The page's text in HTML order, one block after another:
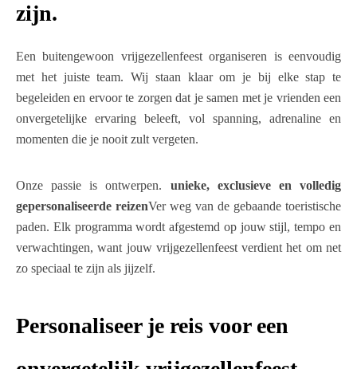
zijn.
Een buitengewoon vrijgezellenfeest organiseren is eenvoudig
met het juiste team. Wij staan ​​klaar om je bij elke stap te
begeleiden en ervoor te zorgen dat je samen met je vrienden een
onvergetelijke ervaring beleeft, vol spanning, adrenaline en
momenten die je nooit zult vergeten.
Onze passie is ontwerpen. unieke, exclusieve en volledig
gepersonaliseerde reizenVer weg van de gebaande toeristische
paden. Elk programma wordt afgestemd op jouw stijl, tempo en
verwachtingen, want jouw vrijgezellenfeest verdient het om net
zo speciaal te zijn als jijzelf.
Personaliseer je reis voor een